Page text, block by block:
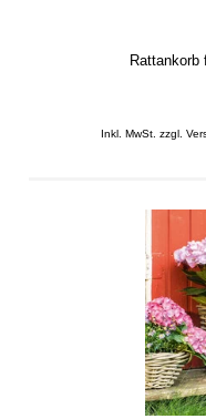
Rattankorb
Inkl. MwSt. zzgl.